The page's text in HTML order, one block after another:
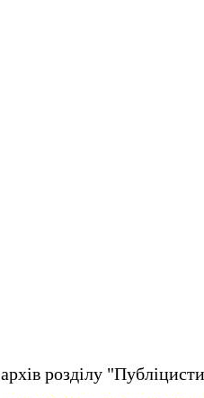
архів розділу